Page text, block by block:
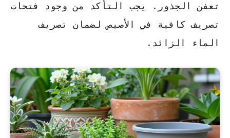
تعفن الجذور.
يجب التأكد من وجود فتحات
تصريف كافية في الأصيصلضمان تصريف
الماء الزائد.